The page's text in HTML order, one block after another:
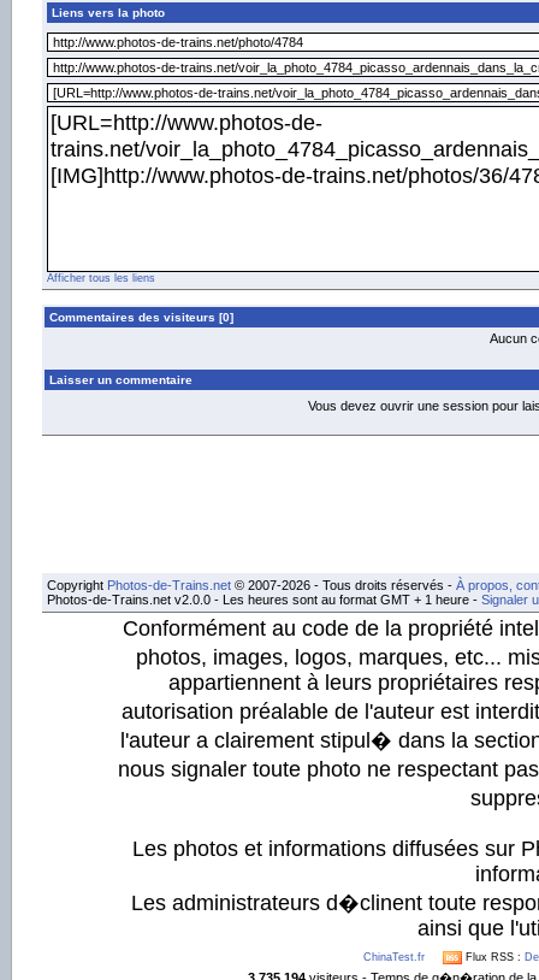
Liens vers la photo
Afficher tous les liens
Commentaires des visiteurs [0]
Aucun
Laisser un commentaire
Vous devez ouvrir une session pour
Copyright Photos-de-Trains.net © 2007-2026 - Tous droits réservés - À propos,
Photos-de-Trains.net v2.0.0 - Les heures sont au format GMT + 1 heure - Signaler
Conformément au code de la propriété
photos, images, logos, marques, etc...
appartiennent à leurs propriétaires
autorisation préalable de l'auteur est
l'auteur a clairement stipul� dans la
nous signaler toute photo ne respectant
Les photos et informations diffusées sur
Les administrateurs d�clinent toute
ainsi que
ChinaTest.fr Flux RSS :